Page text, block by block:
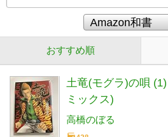
おすすめ順
土竜(モグラ)の唄
ミックス)
高橋のぼる